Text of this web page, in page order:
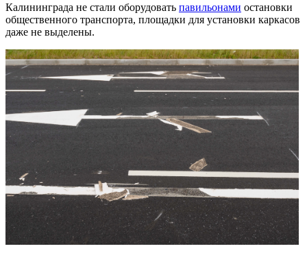
Калининграда не стали оборудовать павильонами остановки
общественного транспорта, площадки для установки каркасов
даже не выделены.